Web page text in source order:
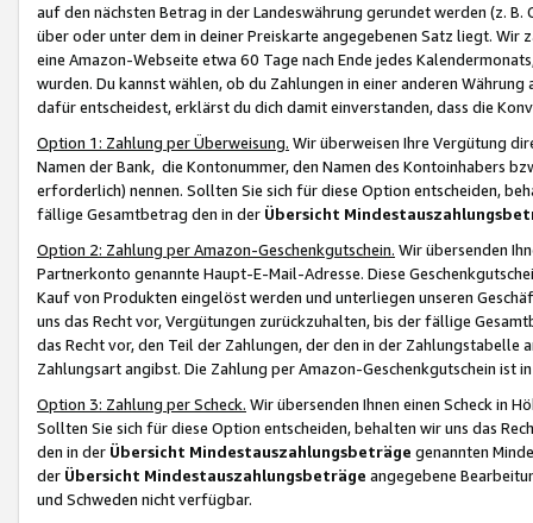
auf den nächsten Betrag in der Landeswährung gerundet werden (z.
über oder unter dem in deiner Preiskarte angegebenen Satz liegt.
eine Amazon-Webseite etwa 60 Tage nach Ende jedes
wurden. Du kannst wählen, ob du Zahlungen in einer anderen
dafür entscheidest, erklärst du dich damit einverstanden, dass die
Option 1: Zahlung per Überweisung. Wir überweisen Ihre Vergütung
Namen der Bank, die Kontonummer, den Namen des Kontoinhabers
erforderlich) nennen. Sollten Sie sich für diese Option entscheiden,
fällige Gesamtbetrag den in der Übersicht
Option 2: Zahlung per Amazon-Geschenkgutschein. Wir übersenden
Partnerkonto genannte Haupt-E-Mail-Adresse. Diese
Kauf von Produkten eingelöst werden und unterliegen unseren
uns das Recht vor, Vergütungen zurückzuhalten, bis der fällige
das Recht vor, den Teil der Zahlungen, der den in der
Zahlungsart angibst. Die Zahlung per Amazon-Geschenkgutschein ist
Option 3: Zahlung per Scheck. Wir übersenden Ihnen einen Scheck in
Sollten Sie sich für diese Option entscheiden, behalten wir uns das
den in der Übersicht Mindestauszahlungsbeträge genannten
der Übersicht Mindestauszahlungsbeträge angegebene
und Schweden nicht verfügbar.